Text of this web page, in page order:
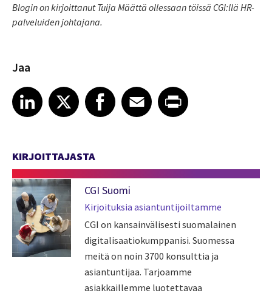
Blogin on kirjoittanut Tuija Määttä ollessaan töissä CGI:llä HR-
palveluiden johtajana.
Jaa
Share article on LinkedIn
LinkedIn
Share article on XShare article on Facebook
Facebook
Share article on Email
EmailShare article on Print
KIRJOITTAJASTA
CGI Suomi
Kirjoituksia asiantuntijoiltamme
CGI on kansainvälisesti suomalainen
digitalisaatiokumppanisi. Suomessa
meitä on noin 3700 konsulttia ja
asiantuntijaa. Tarjoamme
asiakkaillemme luotettavaa